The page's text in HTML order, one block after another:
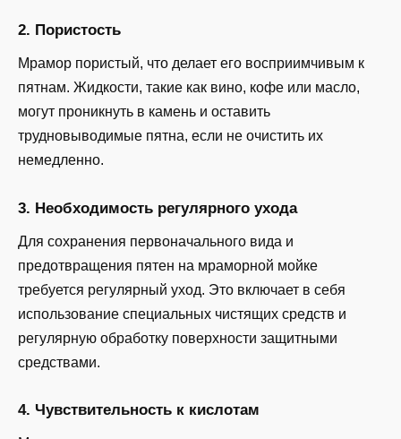
2. Пористость
Мрамор пористый, что делает его восприимчивым к
пятнам. Жидкости, такие как вино, кофе или масло,
могут проникнуть в камень и оставить
трудновыводимые пятна, если не очистить их
немедленно.
3. Необходимость регулярного ухода
Для сохранения первоначального вида и
предотвращения пятен на мраморной мойке
требуется регулярный уход. Это включает в себя
использование специальных чистящих средств и
регулярную обработку поверхности защитными
средствами.
4. Чувствительность к кислотам